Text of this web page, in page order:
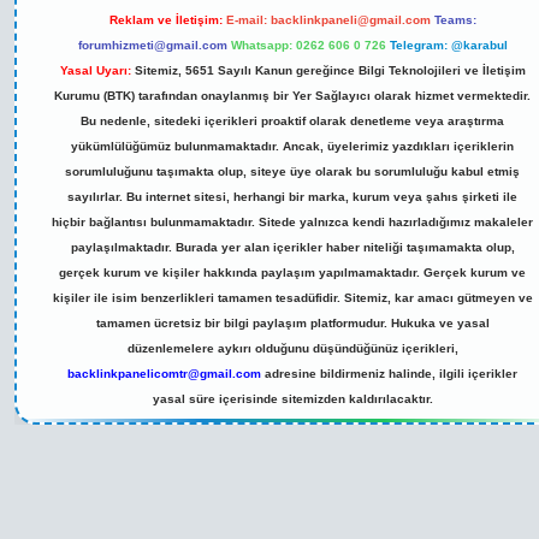
Reklam ve İletişim: E-mail: backlinkpaneli@gmail.com Teams:
forumhizmeti@gmail.com Whatsapp: 0262 606 0 726 Telegram: @karabul
Yasal Uyarı:Sitemiz, 5651 Sayılı Kanun gereğince Bilgi Teknolojileri ve İletişim
Kurumu (BTK) tarafından onaylanmış bir Yer Sağlayıcı olarak hizmet vermektedir.
Bu nedenle, sitedeki içerikleri proaktif olarak denetleme veya araştırma
yükümlülüğümüz bulunmamaktadır. Ancak, üyelerimiz yazdıkları içeriklerin
sorumluluğunu taşımakta olup, siteye üye olarak bu sorumluluğu kabul etmiş
sayılırlar. Bu internet sitesi, herhangi bir marka, kurum veya şahıs şirketi ile
hiçbir bağlantısı bulunmamaktadır. Sitede yalnızca kendi hazırladığımız makaleler
paylaşılmaktadır. Burada yer alan içerikler haber niteliği taşımamakta olup,
gerçek kurum ve kişiler hakkında paylaşım yapılmamaktadır. Gerçek kurum ve
kişiler ile isim benzerlikleri tamamen tesadüfidir. Sitemiz, kar amacı gütmeyen ve
tamamen ücretsiz bir bilgi paylaşım platformudur. Hukuka ve yasal
düzenlemelere aykırı olduğunu düşündüğünüz içerikleri,
backlinkpanelicomtr@gmail.com adresine bildirmeniz halinde, ilgili içerikler
yasal süre içerisinde sitemizden kaldırılacaktır.